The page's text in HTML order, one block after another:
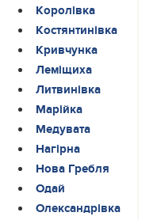
Королівка
Костянтинівка
Кривчунка
Леміщиха
Литвинівка
Марійка
Медувата
Нагірна
Нова Гребля
Одай
Олександрівка